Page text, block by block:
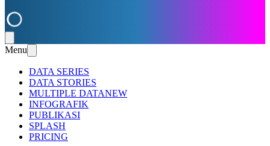
Menu
DATA SERIES
DATA STORIES
MULTIPLE DATANEW
INFOGRAFIK
PUBLIKASI
SPLASH
PRICING